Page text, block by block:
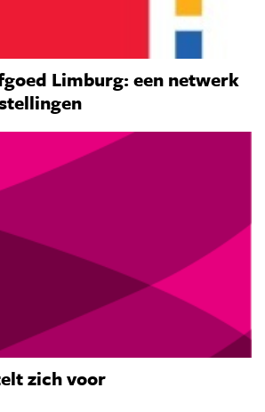
Limburg: een netwerk
zich voor